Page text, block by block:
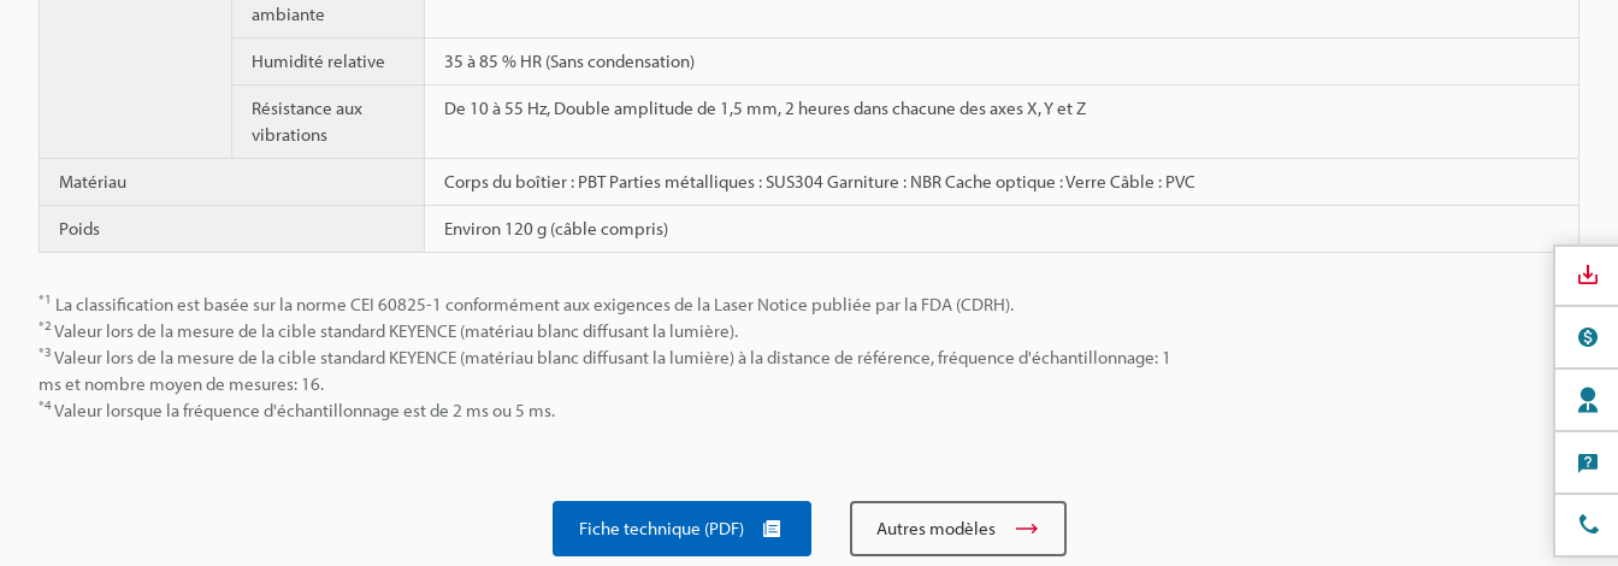
ambiante
Humidité relative 35 à 85 % HR (Sans condensation)
Résistance aux
vibrations
De 10 à 55 Hz, Double amplitude de 1,5 mm, 2 heures dans chacune des axes X, Y et Z
Matériau Corps du boîtier : PBT Parties métalliques : SUS304 Garniture : NBR Cache optique : Verre Câble : PVC
Poids Environ 120 g (câble compris)
*1 La classification est basée sur la norme CEI 60825-1 conformément aux exigences de la Laser Notice publiée par la FDA (CDRH).
*2 Valeur lors de la mesure de la cible standard KEYENCE (matériau blanc diffusant la lumière).
*3 Valeur lors de la mesure de la cible standard KEYENCE (matériau blanc diffusant la lumière) à la distance de référence, fréquence d'échantillonnage: 1
ms et nombre moyen de mesures: 16.
*4Valeur lorsque la fréquence d'échantillonnage est de 2 ms ou 5 ms.
Fiche technique (PDF) Autres modèles